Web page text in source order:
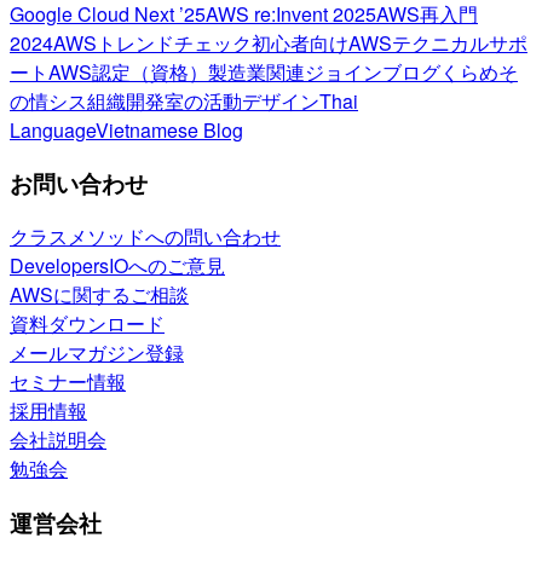
Google Cloud Next ’25AWS re:Invent 2025AWS再入門
2024AWSトレンドチェック初心者向けAWSテクニカルサポ
ートAWS認定（資格） 製造業関連ジョインブログくらめそ
の情シス組織開発室の活動デザインThai
LanguageVietnamese Blog
お問い合わせ
クラスメソッドへの問い合わせ
DevelopersIOへのご意見
AWSに関するご相談
資料ダウンロード
メールマガジン登録
セミナー情報
採用情報
会社説明会
勉強会
運営会社